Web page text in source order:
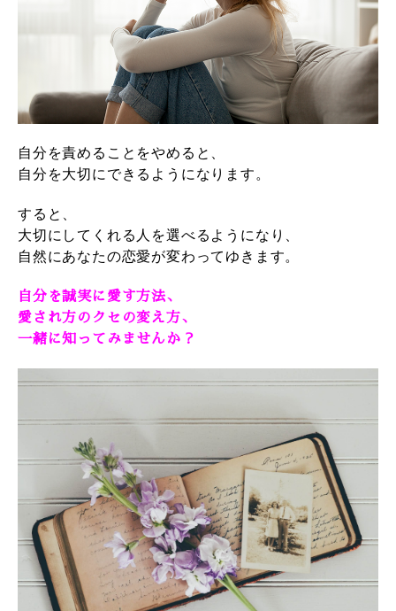
自分を責めることをやめると、
自分を大切にできるようになります。
すると、
大切にしてくれる人を選べるようになり、
自然にあなたの恋愛が変わってゆきます。
自分を誠実に愛す方法、
愛され方のクセの変え方、
一緒に知ってみませんか？